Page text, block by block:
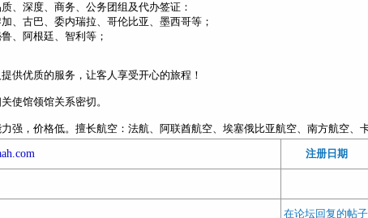
、深度、商务、公务团组及代办签证：
、古巴、委内瑞拉、哥伦比亚、墨西哥等；
、阿根廷、智利等；
供优质的服务，让客人享受开心的旅程！
使馆领馆关系密切。
强，价格低。擅长航空：法航、阿联酋航空、埃塞俄比亚航空、南方航空、
注册日期
在论坛回复的帖